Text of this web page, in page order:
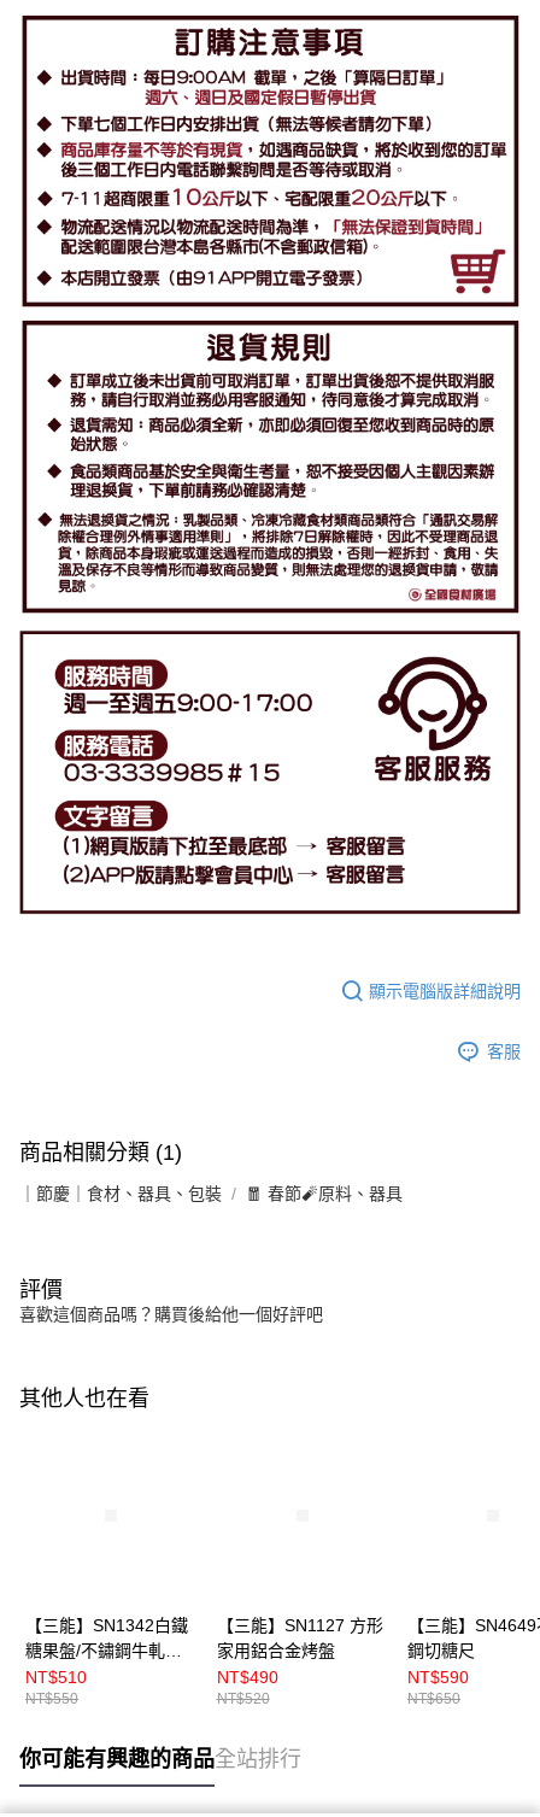
顯示電腦版詳細說明
客服
商品相關分類 (1)
｜節慶｜食材、器具、包裝 🧧 春節🧨原料、器具
評價
喜歡這個商品嗎？購買後給他一個好評吧
其他人也在看
【三能】SN1342白鐵
糖果盤/不鏽鋼牛軋糖
烤盤2.5斤(附專用木條)
NT$510
NT$550
【三能】SN1127 方形
家用鋁合金烤盤
NT$490
NT$520
【三能】
鋼切糖尺
NT$590
NT$650
你可能有興趣的商品全站排行